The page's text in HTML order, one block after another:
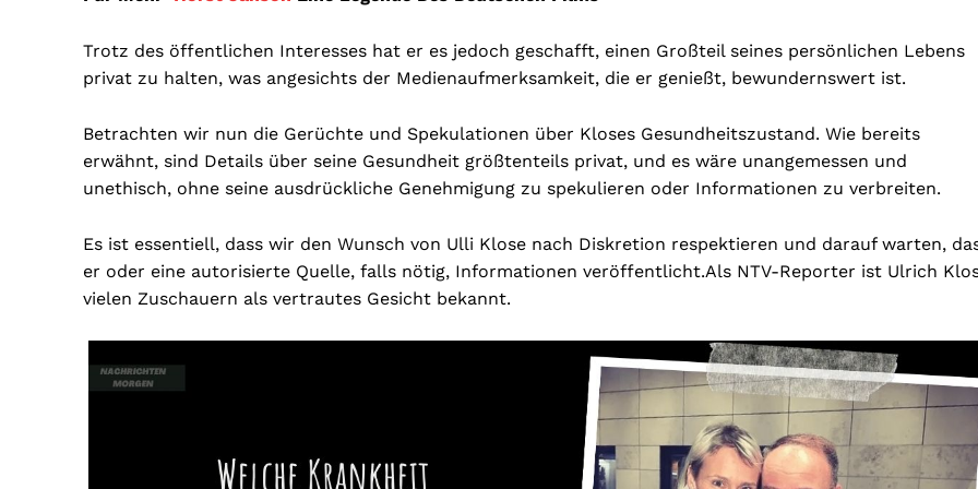
Trotz des öffentlichen Interesses hat er es jedoch geschafft, einen Großteil seines persönlichen Lebens
privat zu halten, was angesichts der Medienaufmerksamkeit, die er genießt, bewundernswert ist.
Betrachten wir nun die Gerüchte und Spekulationen über Kloses Gesundheitszustand. Wie bereits
erwähnt, sind Details über seine Gesundheit größtenteils privat, und es wäre unangemessen und
unethisch, ohne seine ausdrückliche Genehmigung zu spekulieren oder Informationen zu verbreiten.
Es ist essentiell, dass wir den Wunsch von Ulli Klose nach Diskretion respektieren und darauf warten,
er oder eine autorisierte Quelle, falls nötig, Informationen veröffentlicht.Als NTV-Reporter ist Ulrich
vielen Zuschauern als vertrautes Gesicht bekannt.